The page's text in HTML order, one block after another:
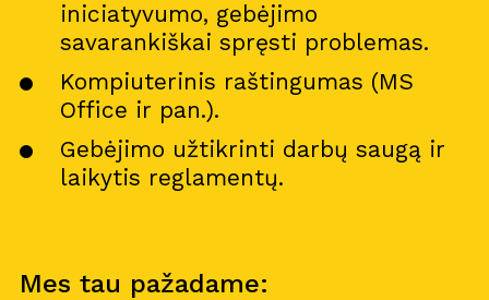
iniciatyvumo, gebėjimo
savarankiškai spręsti problemas.
Kompiuterinis raštingumas (MS
Office ir pan.).
Gebėjimo užtikrinti darbų saugą ir
laikytis reglamentų.
Mes tau pažadame: